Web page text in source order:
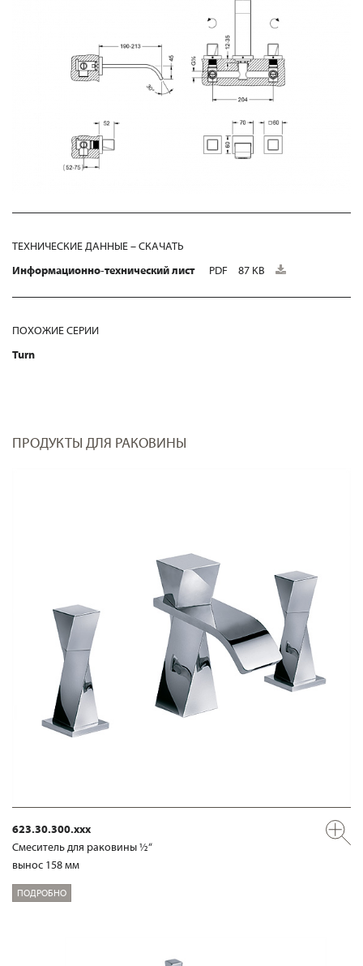
ТЕХНИЧЕСКИЕ ДАННЫЕ – СКАЧАТЬ
Информационно-технический лист
PDF 87 KB
ПОХОЖИЕ СЕРИИ
Turn
ПРОДУКТЫ ДЛЯ РАКОВИНЫ
623.30.300.xxx
Смеситель для раковины ½“
вынос 158 мм
ПОДРОБНО